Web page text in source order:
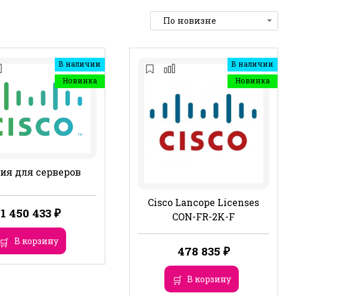
В наличии
Новинка
для серверов
1 450 433 ₽
В корзину
В наличии
Новинка
Cisco Lancope Licenses
CON-FR-2K-F
478 835 ₽
В корзину